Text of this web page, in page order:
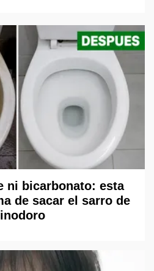
ni bicarbonato: esta
de sacar el sarro de